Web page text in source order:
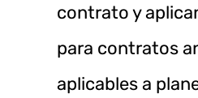
contrato y
para contratos
aplicables a